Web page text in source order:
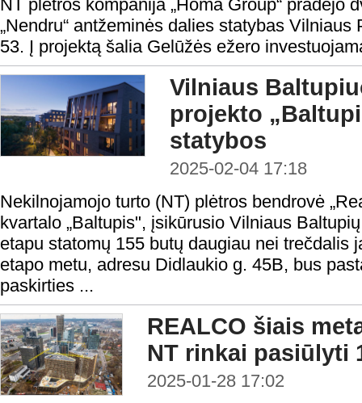
NT plėtros kompanija „Homa Group“ pradėjo
„Nendru“ antžeminės dalies statybas
53. Į projektą šalia Gelūžės ežero
Vilniaus
projekto
statybos
2025-02-04 17:18
Nekilnojamojo turto (NT) plėtros bendrovė
kvartalo „Baltupis", įsikūrusio Vilniaus
etapu statomų 155 butų daugiau nei trečdalis
etapo metu, adresu Didlaukio g. 45B, bus
paskirties ...
REALCO šiais
NT rinkai pasiūlyti
2025-01-28 17:02